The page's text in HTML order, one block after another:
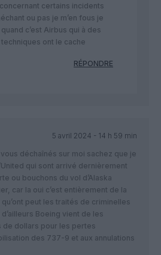
certains incidents
ou pas je m’en fous je
c’est Airbus qui à des
ont le cache
RÉPONDRE
5 avril 2024 - 14 h 59 min
déchaînés sur moi sachez que je
qui sont arrivé dernièrement
ou bouchons du vol d’Alaska
car la oui c’est entièrement de la
peut les traités de criminelles
Boeing vient de les
de dollars pour les pertes
des 737-9 et aux annulations